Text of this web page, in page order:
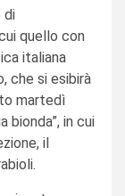
di
quello con
italiana
che si esibirà
martedì
bionda”, in cui
il